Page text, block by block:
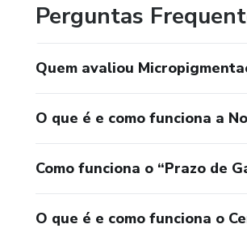
Perguntas
Quem avaliou
O que é e como funciona a
Como funciona o “Prazo de
O que é e como funciona o